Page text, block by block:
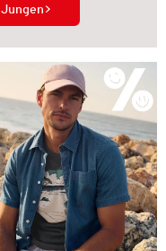
Jungen